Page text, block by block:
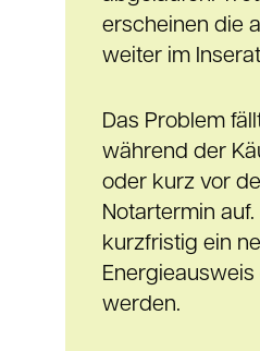
erscheinen die
weiter im
Das Problem
während der
oder kurz vor
Notartermin
kurzfristig ein
werden.